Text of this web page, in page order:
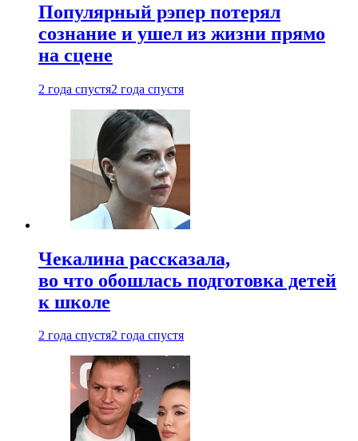
Популярный рэпер потерял
сознание и ушел из жизни прямо
на сцене
2 года спустя2 года спустя
Чекалина рассказала,
во что обошлась подготовка детей
к школе
2 года спустя2 года спустя